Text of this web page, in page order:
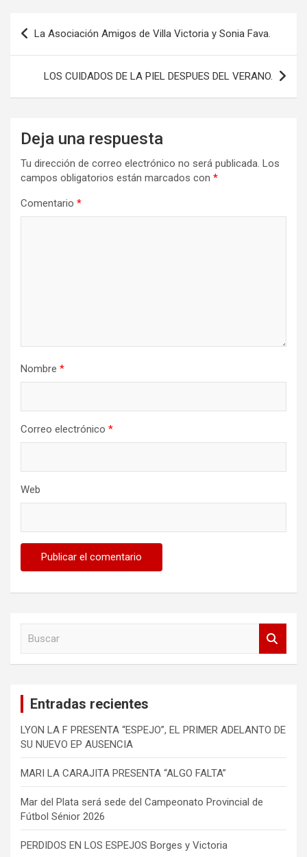
k
n
Navegación
de
entradas
La Asociación Amigos de Villa Victoria y Sonia Fava.
LOS CUIDADOS DE LA PIEL DESPUES DEL VERANO.
Deja una respuesta
Tu dirección de correo electrónico no será publicada. Los
campos obligatorios están marcados con *
Comentario *
Nombre *
Correo electrónico *
Web
Entradas recientes
LYON LA F PRESENTA “ESPEJO”, EL PRIMER ADELANTO DE
SU NUEVO EP AUSENCIA
MARI LA CARAJITA PRESENTA “ALGO FALTA”
Mar del Plata será sede del Campeonato Provincial de
Fútbol Sénior 2026
PERDIDOS EN LOS ESPEJOS Borges y Victoria